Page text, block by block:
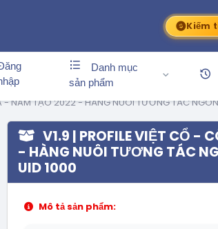
Kiếm
Danh mục
sản phẩm
- NĂM TẠO 2022 - HÀNG NUÔI TƯƠNG TÁC
V1.9 | PROFILE VIỆT CỔ -
- HÀNG NUÔI TƯƠNG TÁC
UID 1000
Mô tả sản phẩm: